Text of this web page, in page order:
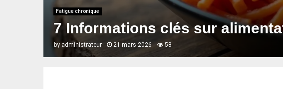
Fatigue chronique
7 Informations clés sur
by administrateur 21 mars 2026 58